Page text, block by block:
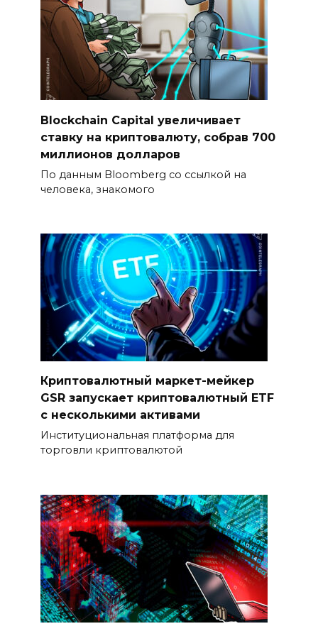
Blockchain Capital увеличивает
ставку на криптовалюту, собрав 700
миллионов долларов
По данным Bloomberg со ссылкой на
человека, знакомого
Криптовалютный маркет-мейкер
GSR запускает криптовалютный ETF
с несколькими активами
Институциональная платформа для
торговли криптовалютой